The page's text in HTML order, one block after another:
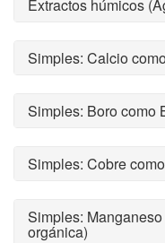
Extractos húmicos
Simples: Calcio
Simples: Boro como
Simples: Cobre
Simples:
orgánica)